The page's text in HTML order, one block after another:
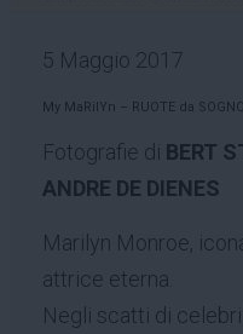
5 Maggio 2017
My MaRilYn – RUOTE da SOGNO
Fotografie di BERT
ANDRE DE DIENES
Marilyn Monroe,
attrice eterna.
Negli scatti di